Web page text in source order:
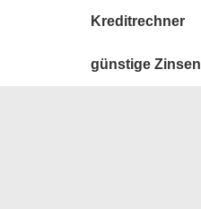
Main
Kreditrechner
günstige Zinsen